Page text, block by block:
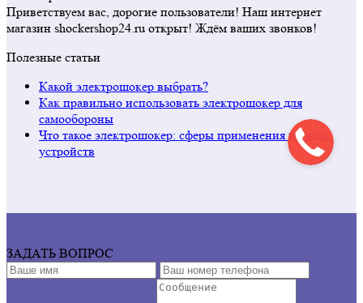
Приветствуем вас, дорогие пользователи! Наш интернет
магазин shockershop24.ru открыт! Ждём ваших звонков!
Полезные статьи
Какой электрошокер выбрать?
Как правильно использовать электрошокер для
самообороны
Что такое электрошокер: сферы применения и виды
устройств
ЗАДАТЬ ВОПРОС